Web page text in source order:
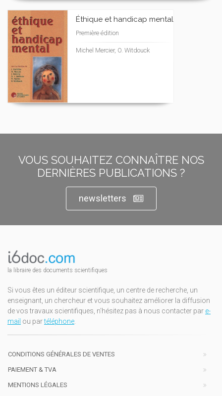
Éthique et handicap mental
Première édition
Michel Mercier, O. Witdouck
VOUS SOUHAITEZ CONNAÎTRE NOS
DERNIÈRES PUBLICATIONS ?
newsletters
la libraire des documents scientifiques
Si vous êtes un éditeur scientifique, un centre de recherche, un
enseignant, un chercheur et vous souhaitez améliorer la diffusion
de vos travaux scientifiques, n'hésitez pas à nous contacter par e-
mail ou partéléphone.
CONDITIONS GÉNÉRALES DE VENTES
PAIEMENT & TVA
MENTIONS LÉGALES